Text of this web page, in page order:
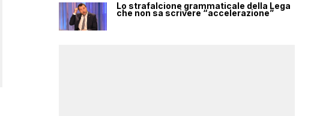
Lo strafalcione grammaticale della Lega
che non sa scrivere “accelerazione”